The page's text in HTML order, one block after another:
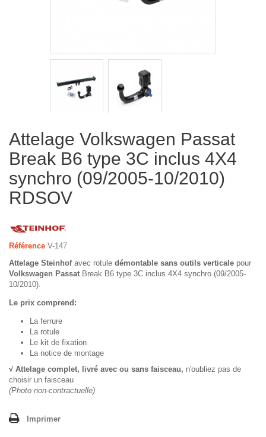
Attelage Volkswagen Passat
Break B6 type 3C inclus 4X4
synchro (09/2005-10/2010)
RDSOV
Référence V-147
Attelage Steinhofavec rotule démontable sans outils verticale pour
Volkswagen Passat Break B6 type 3C inclus 4X4 synchro (09/2005-
10/2010).
Le prix comprend:
La ferrure
La rotule
Le kit de fixation
La notice de montage
√ Attelage complet, livré avec ou sans faisceau, n'oubliez pas de
choisir un faisceau
(Photo non-contractuelle)
Imprimer